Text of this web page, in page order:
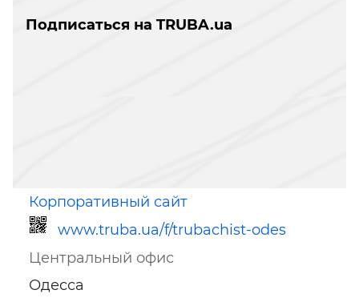
Подписаться на TRUBA.ua
Корпоративный сайт
www.truba.ua/f/trubachist-odes
Центральный офис
Одесса